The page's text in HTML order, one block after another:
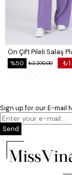
₺2.200,00
%50
Sign up for our E-mail
Send